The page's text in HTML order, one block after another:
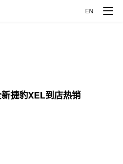
EN
业概况
捷豹XEL到店热销